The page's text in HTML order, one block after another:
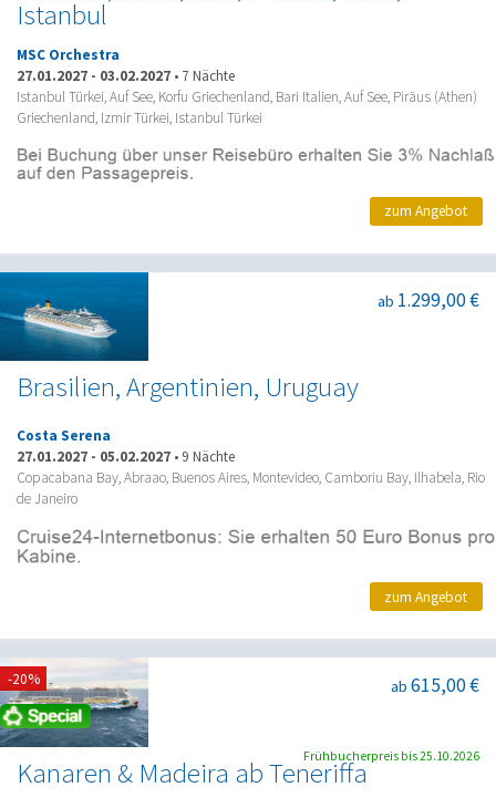
Istanbul
MSC Orchestra
27.01.2027 - 03.02.2027 • 7 Nächte
Istanbul Türkei, Auf See, Korfu Griechenland, Bari Italien, Auf See, Piräus (Athen)
Griechenland, Izmir Türkei, Istanbul Türkei
zum Angebot
Brasilien, Argentinien, Uruguay
ab 1.299,00 €
Costa Serena
27.01.2027 - 05.02.2027 • 9 Nächte
Copacabana Bay, Abraao, Buenos Aires, Montevideo, Camboriu Bay, Ilhabela, Rio
de Janeiro
zum Angebot
Kanaren & Madeira ab Teneriffa
ab 615,00 €
-20%
Frühbucherpreis bis 25.10.2026